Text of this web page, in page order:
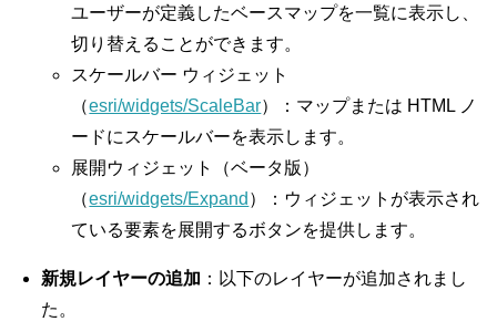
ユーザーが定義したベースマップを一覧に表示し、
切り替えることができます。
スケールバー ウィジェット
（esri/widgets/ScaleBar）：マップまたは HTML ノ
ードにスケールバーを表示します。
展開ウィジェット（ベータ版）
（esri/widgets/Expand ）：ウィジェットが表示され
ている要素を展開するボタンを提供します。
新規レイヤーの追加 ：以下のレイヤーが追加されまし
た。